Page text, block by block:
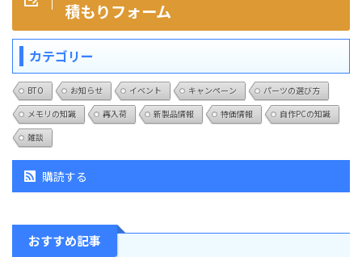
積もりフォーム
カテゴリー
BTO お知らせ イベント キャンペーン
パーツの選び方
メモリの知識
再入荷 新製品情報 特価情報
自作PCの知識
雑談
購読する
おすすめ記事